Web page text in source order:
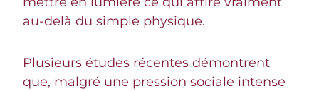
au-delà du simple physique.
Plusieurs études récentes démontrent
que, malgré une pression sociale intense